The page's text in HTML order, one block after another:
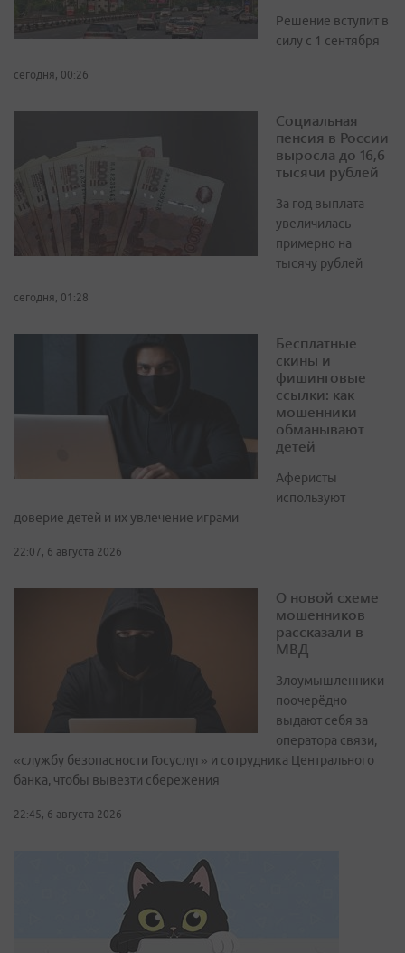
Решение вступит в
силу с 1 сентября
сегодня, 00:26
Социальная
пенсия в России
выросла до 16,6
тысячи рублей
За год выплата
увеличилась
примерно на
тысячу рублей
сегодня, 01:28
Бесплатные
скины и
фишинговые
ссылки: как
мошенники
обманывают
детей
Аферисты
используют
доверие детей и их увлечение играми
22:07, 6 августа 2026
О новой схеме
мошенников
рассказали в
МВД
Злоумышленники
поочерёдно
выдают себя за
оператора связи,
«службу безопасности Госуслуг» и сотрудника Центрального
банка, чтобы вывезти сбережения
22:45, 6 августа 2026